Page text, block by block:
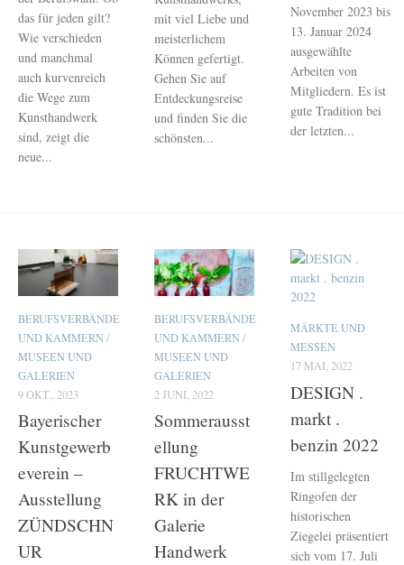
das für jeden gilt?
Wie verschieden
und manchmal
auch kurvenreich
die Wege zum
Kunsthandwerk
sind, zeigt die
neue...
mit viel Liebe und
meisterlichem
Können gefertigt.
Gehen Sie auf
Entdeckungsreise
und finden Sie die
schönsten...
November 2023 bis
13. Januar 2024
ausgewählte
Arbeiten von
Mitgliedern. Es ist
gute Tradition bei
der letzten...
BERUFSVERBÄNDE
UND KAMMERN/
MUSEEN UND
GALERIEN
9 OKT., 2023
Bayerischer
Kunstgewerb
everein –
Ausstellung
ZÜNDSCHN
UR
BERUFSVERBÄNDE
UND KAMMERN/
MUSEEN UND
GALERIEN
2 JUNI, 2022
Sommerausst
ellung
FRUCHTWE
RK in der
Galerie
Handwerk
MÄRKTE UND
MESSEN
17 MAI, 2022
DESIGN .
markt .
benzin 2022
Im stillgelegten
Ringofen der
historischen
Ziegelei präsentiert
sich vom 17. Juli